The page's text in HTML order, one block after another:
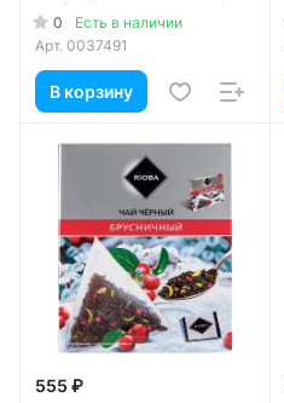
0
Есть в наличии
Арт. 0037491
В корзину
555 ₽